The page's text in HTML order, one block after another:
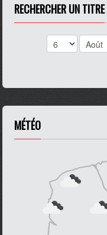
RECHERCHER UN TITRE
MÉTÉO